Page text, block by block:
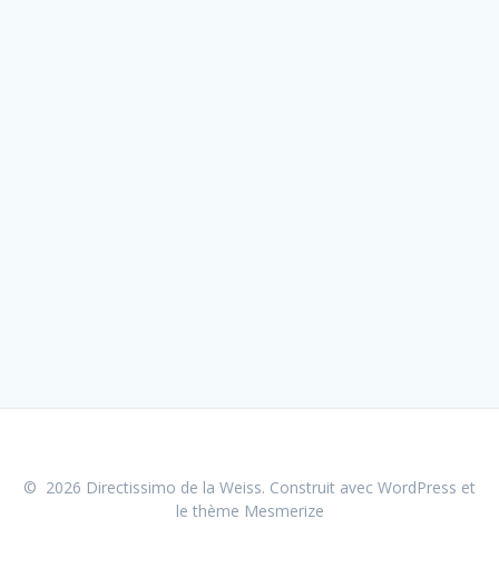
© 2026 Directissimo de la Weiss. Construit avec WordPress et
le thème Mesmerize